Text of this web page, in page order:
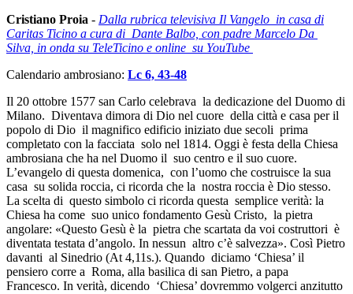
Cristiano Proia - Dalla rubrica televisiva Il Vangelo in casa di
Caritas Ticino a cura di Dante Balbo, con padre Marcelo Da
Silva, in onda su TeleTicino e online su YouTube
Calendario ambrosiano: Lc 6, 43-48
Il 20 ottobre 1577 san Carlo celebrava la dedicazione del Duomo di
Milano. Diventava dimora di Dio nel cuore della città e casa per il
popolo di Dio il magnifico edificio iniziato due secoli prima
completato con la facciata solo nel 1814. Oggi è festa della Chiesa
ambrosiana che ha nel Duomo il suo centro e il suo cuore.
L’evangelo di questa domenica, con l’uomo che costruisce la sua
casa su solida roccia, ci ricorda che la nostra roccia è Dio stesso.
La scelta di questo simbolo ci ricorda questa semplice verità: la
Chiesa ha come suo unico fondamento Gesù Cristo, la pietra
angolare: «Questo Gesù è la pietra che scartata da voi costruttori è
diventata testata d’angolo. In nessun altro c’è salvezza». Così Pietro
davanti al Sinedrio (At 4,11s.). Quando diciamo ‘Chiesa’ il
pensiero corre a Roma, alla basilica di san Pietro, a papa
Francesco. In verità, dicendo ‘Chiesa’ dovremmo volgerci anzitutto